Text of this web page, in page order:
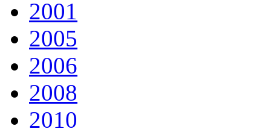
2001
2005
2006
2008
2010